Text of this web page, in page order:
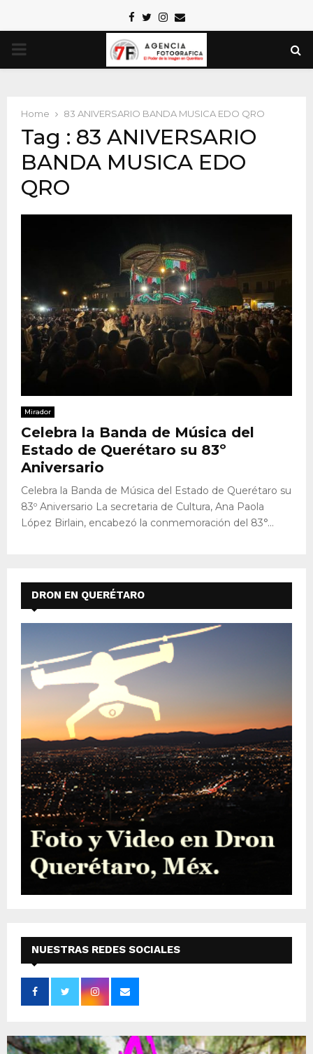
Facebook
TwitterInstagram
Email
PRIMARY
Home 83 ANIVERSARIO BANDA MUSICA EDO QRO
Tag : 83 ANIVERSARIO
BANDA MUSICA EDO
QRO
Mirador
Celebra la Banda de Música del
Estado de Querétaro su 83º
Aniversario
Celebra la Banda de Música del Estado de Querétaro su
83º Aniversario La secretaria de Cultura, Ana Paola
López Birlain, encabezó la conmemoración del 83°...
DRON EN QUERÉTARO
NUESTRAS REDES SOCIALES